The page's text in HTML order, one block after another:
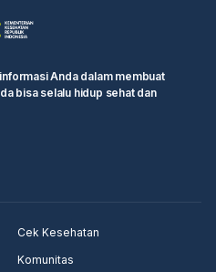
haid
penyakit dalam untuk
Anda dalam membuat
bisa selalu hidup sehat dan
Cek Kesehatan
Komunitas